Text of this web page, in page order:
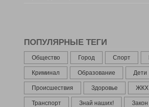
ПОПУЛЯРНЫЕ ТЕГИ
Общество Город Спорт
Криминал Образование Дети
Происшествия Здоровье ЖКХ
Транспорт Знай наших! Закон